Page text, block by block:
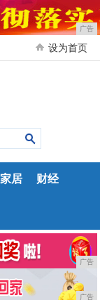
广告
设为首页
家居 财经
广告
广告